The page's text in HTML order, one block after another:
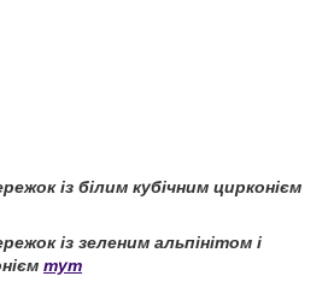
із білим кубічним цирконієм
із зеленим альпінітом і
тут